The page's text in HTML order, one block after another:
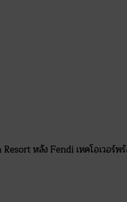
หลัง Fendi เทคโอเวอร์